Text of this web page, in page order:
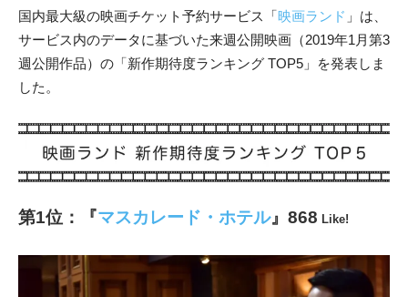
国内最大級の映画チケット予約サービス「映画ランド 」 は、
サービス内のデータに基づいた来週公開映画（2019年1月第3
週公開作品）の「新作期待度ランキング TOP5」
を発表しま
した。
第1位：『マスカレード・ホテル』868 Like!